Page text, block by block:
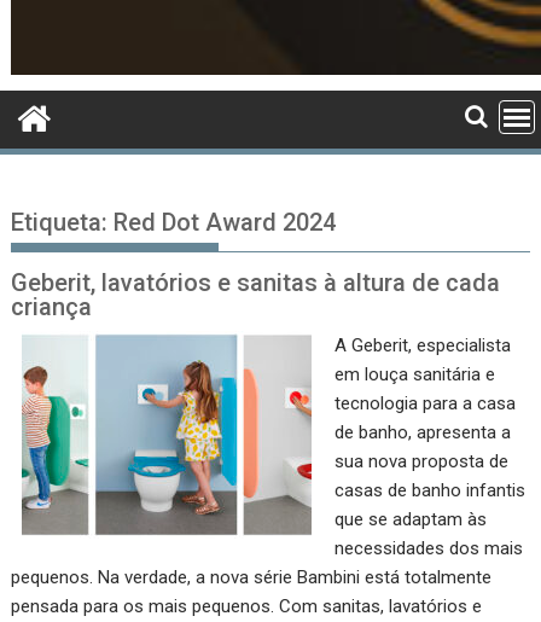
Etiqueta: Red Dot Award 2024
Geberit, lavatórios e sanitas à altura de cada
criança
A Geberit, especialista
em louça sanitária e
tecnologia para a casa
de banho, apresenta a
sua nova proposta de
casas de banho infantis
que se adaptam às
necessidades dos mais
pequenos. Na verdade, a nova série Bambini está totalmente
pensada para os mais pequenos. Com sanitas, lavatórios e